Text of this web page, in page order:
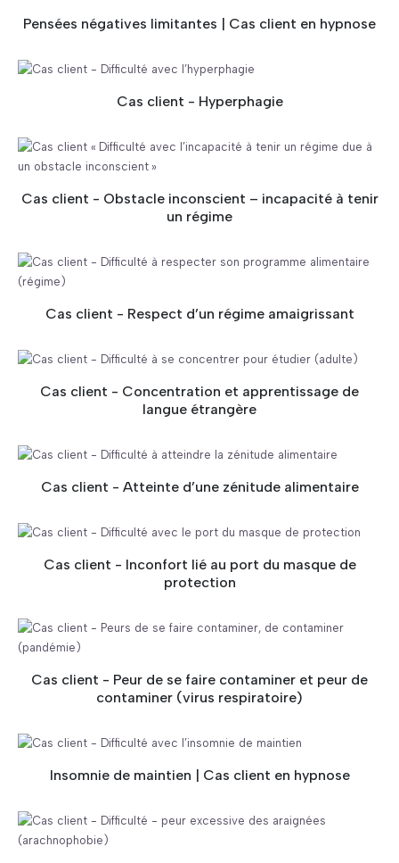
Pensées négatives limitantes | Cas client en hypnose
Cas client - Hyperphagie
Cas client - Obstacle inconscient – incapacité à tenir
un régime
Cas client - Respect d’un régime amaigrissant
Cas client - Concentration et apprentissage de
langue étrangère
Cas client - Atteinte d’une zénitude alimentaire
Cas client - Inconfort lié au port du masque de
protection
Cas client - Peur de se faire contaminer et peur de
contaminer (virus respiratoire)
Insomnie de maintien | Cas client en hypnose